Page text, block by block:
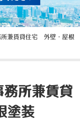
所兼賃貸住宅 外壁・屋根
所兼賃貸
塗装